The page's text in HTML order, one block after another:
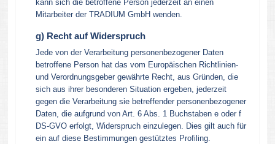
kann sich die betroffene Person jederzeit an einen
Mitarbeiter der TRADIUM GmbH wenden.
g) Recht auf Widerspruch
Jede von der Verarbeitung personenbezogener Daten
betroffene Person hat das vom Europäischen Richtlinien-
und Verordnungsgeber gewährte Recht, aus Gründen, die
sich aus ihrer besonderen Situation ergeben, jederzeit
gegen die Verarbeitung sie betreffender personenbezogener
Daten, die aufgrund von Art. 6 Abs. 1 Buchstaben e oder f
DS-GVO erfolgt, Widerspruch einzulegen. Dies gilt auch für
ein auf diese Bestimmungen gestütztes Profiling.